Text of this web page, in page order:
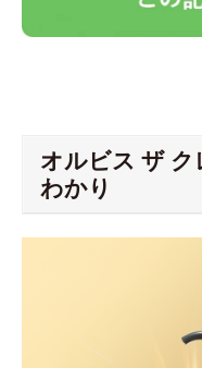
オルビス ザ
わかり